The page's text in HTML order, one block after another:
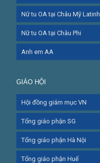
Nữ tu OA tại Châu Mỹ Latinh
Nữ tu OA tại Châu Phi
Anh em AA
GIÁO HỘI
Hội đồng giám mục VN
Tổng giáo phận SG
Tổng giáo phận Hà Nội
Tổng giáo phận Huế